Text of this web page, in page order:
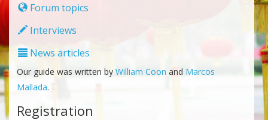
Forum topics
Interviews
News articles
Our guide was written by William Coon and Marcos
Mallada.
Registration